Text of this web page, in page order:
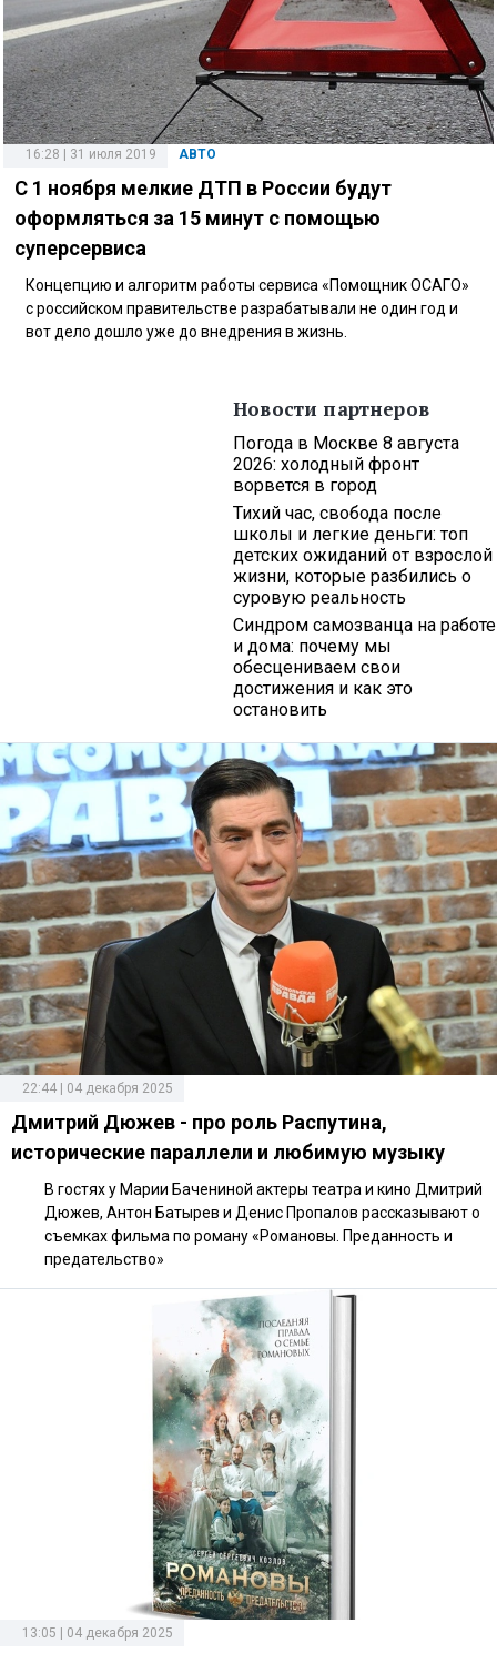
16:28 | 31 июля 2019 АВТО
С 1 ноября мелкие ДТП в России будут
оформляться за 15 минут с помощью
суперсервиса
Концепцию и алгоритм работы сервиса «Помощник ОСАГО»
с российском правительстве разрабатывали не один год и
вот дело дошло уже до внедрения в жизнь.
Новости партнеров
Погода в Москве 8 августа
2026: холодный фронт
ворвется в город
Тихий час, свобода после
школы и легкие деньги: топ
детских ожиданий от взрослой
жизни, которые разбились о
суровую реальность
Синдром самозванца на работе
и дома: почему мы
обесцениваем свои
достижения и как это
остановить
22:44 | 04 декабря 2025
Дмитрий Дюжев - про роль Распутина,
исторические параллели и любимую музыку
В гостях у Марии Бачениной актеры театра и кино Дмитрий
Дюжев, Антон Батырев и Денис Пропалов рассказывают о
съемках фильма по роману «Романовы. Преданность и
предательство»
13:05 | 04 декабря 2025